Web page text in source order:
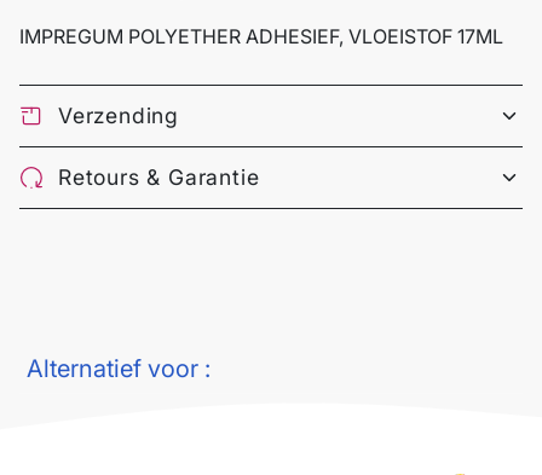
IMPREGUM POLYETHER ADHESIEF, VLOEISTOF 17ML
Verzending
Retours & Garantie
Alternatief voor :